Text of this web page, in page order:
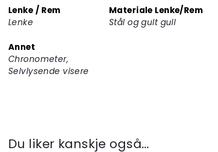
Lenke / Rem
Lenke
Materiale Lenke/Rem
Stål og gult gull
Annet
Chronometer,
Selvlysende visere
Du liker kanskje også…